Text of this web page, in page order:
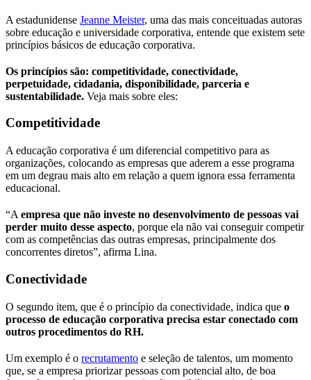
A estadunidense Jeanne Meister, uma das mais conceituadas autoras
sobre educação e universidade corporativa, entende que existem sete
princípios básicos de educação corporativa.
Os princípios são: competitividade, conectividade,
perpetuidade, cidadania, disponibilidade, parceria e
sustentabilidade. Veja mais sobre eles:
Competitividade
A educação corporativa é um diferencial competitivo para as
organizações, colocando as empresas que aderem a esse programa
em um degrau mais alto em relação a quem ignora essa ferramenta
educacional.
“Aempresa que não investe no desenvolvimento de pessoas vai
perder muito desse aspecto, porque ela não vai conseguir competir
com as competências das outras empresas, principalmente dos
concorrentes diretos”, afirma Lina.
Conectividade
O segundo item, que é o princípio da conectividade, indica que o
processo de educação corporativa precisa estar conectado com
outros procedimentos do RH.
Um exemplo é o recrutamento e seleção de talentos, um momento
que, se a empresa priorizar pessoas com potencial alto, de boa